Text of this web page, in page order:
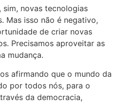
sim, novas tecnologias
Mas isso não é negativo,
de criar novas
Precisamos aproveitar as
mudança.
afirmando que o mundo da
por todos nós, para o
da democracia,